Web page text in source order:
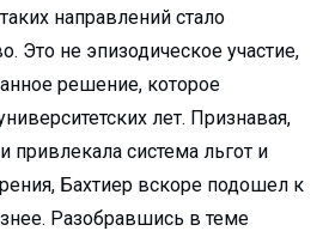
направлений стало
Это не эпизодическое участие,
решение, которое
лет. Признавая,
привлекала система льгот и
Бахтиер вскоре подошел к
Разобравшись в теме